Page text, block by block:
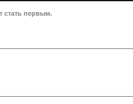
стать первым.